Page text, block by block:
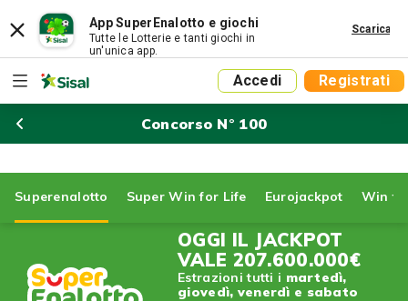
App SuperEnalotto e giochi
Tutte le Lotterie e tanti giochi in
un'unica app.
Scarica
Accedi Registrati
Concorso N° 100
Superenalotto Super Win for Life Eurojackpot Win
OGGI IL JACKPOT
VALE 207.600.000€
Estrazioni tutti i martedì,
giovedì, venerdì e sabato